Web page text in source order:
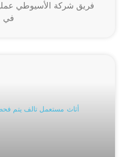
فريق شركة الأسيوطي
في